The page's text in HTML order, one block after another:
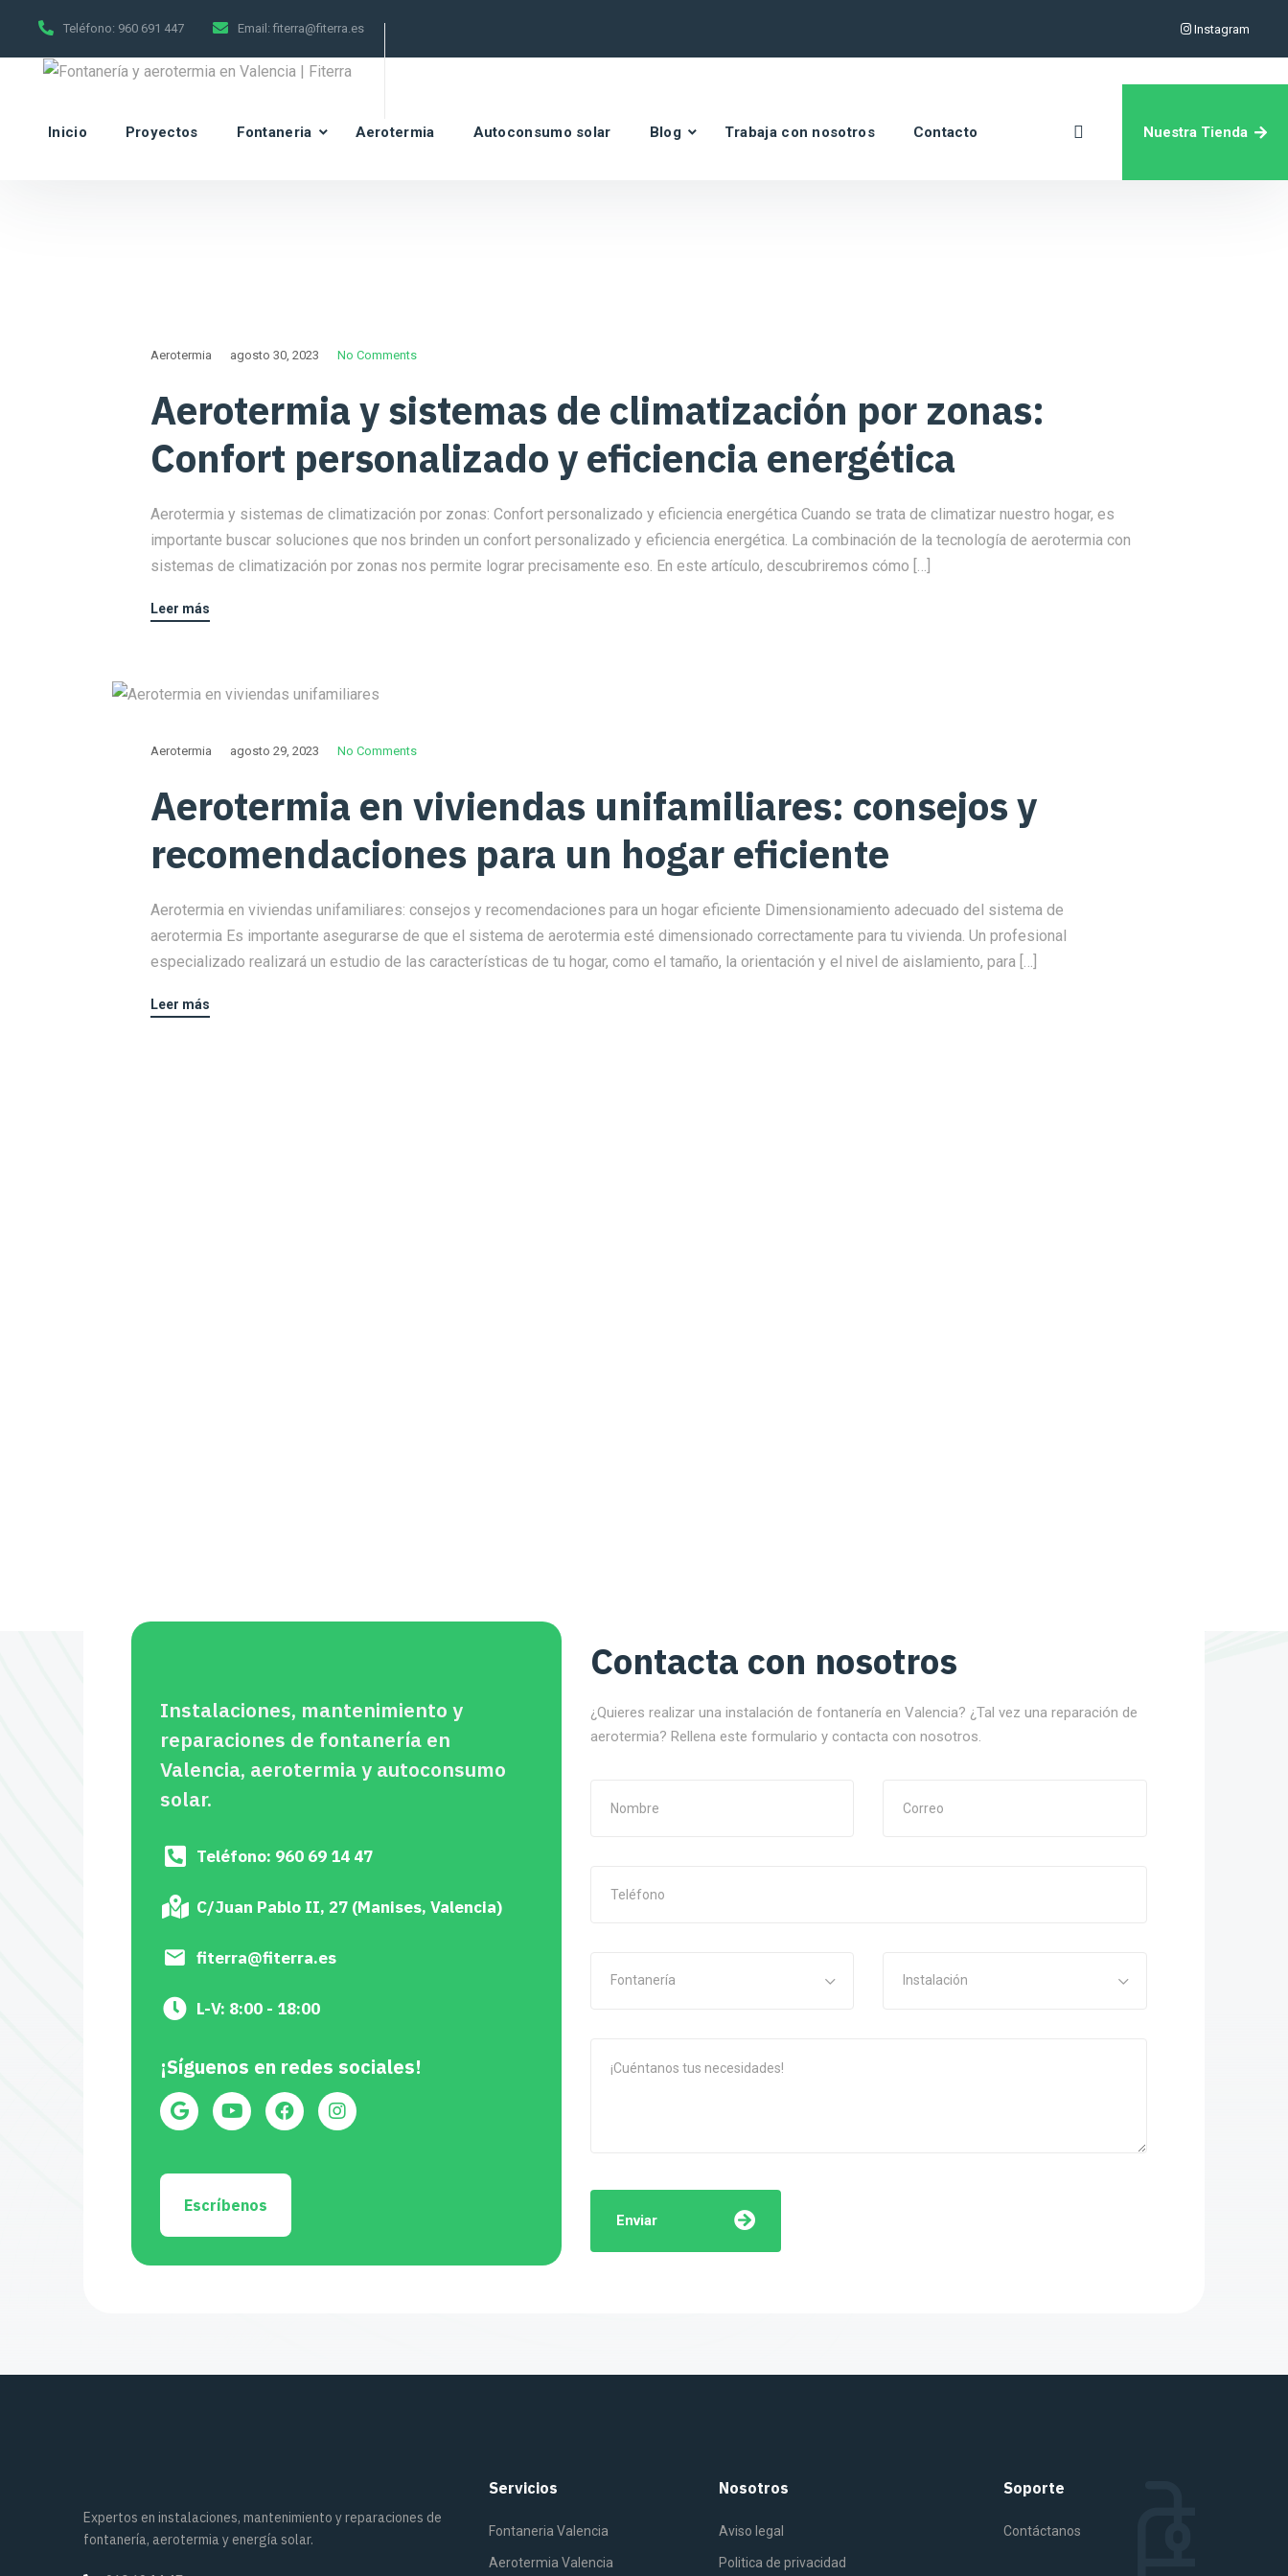
Teléfono: 960 691 447 Email: fiterra@fiterra.es Instagram
Inicio Proyectos Fontaneria Aerotermia Autoconsumo solar Blog Trabaja con nosotros Contacto Nuestra Tienda
Aerotermia agosto 30, 2023 No Comments
Aerotermia y sistemas de climatización por zonas:
Confort personalizado y eficiencia energética
Aerotermia y sistemas de climatización por zonas: Confort personalizado y eficiencia energética Cuando se trata de climatizar nuestro hogar, es
importante buscar soluciones que nos brinden un confort personalizado y eficiencia energética. La combinación de la tecnología de aerotermia con
sistemas de climatización por zonas nos permite lograr precisamente eso. En este artículo, descubriremos cómo […]
Leer más
Aerotermia agosto 29, 2023 No Comments
Aerotermia en viviendas unifamiliares: consejos y
recomendaciones para un hogar eficiente
Aerotermia en viviendas unifamiliares: consejos y recomendaciones para un hogar eficiente Dimensionamiento adecuado del sistema de
aerotermia Es importante asegurarse de que el sistema de aerotermia esté dimensionado correctamente para tu vivienda. Un profesional
especializado realizará un estudio de las características de tu hogar, como el tamaño, la orientación y el nivel de aislamiento, para […]
Leer más
Instalaciones, mantenimiento y
reparaciones de fontanería en
Valencia, aerotermia y autoconsumo
solar.
Teléfono: 960 69 14 47
C/Juan Pablo II, 27 (Manises, Valencia)
fiterra@fiterra.es
L-V: 8:00 - 18:00
¡Síguenos en redes sociales!
Escríbenos
Contacta con nosotros
¿Quieres realizar una instalación de fontanería en Valencia? ¿Tal vez una reparación de
aerotermia? Rellena este formulario y contacta con nosotros.
Fontanería Instalación
Enviar
Expertos en instalaciones, mantenimiento y reparaciones de
fontanería, aerotermia y energía solar.
Servicios
Fontaneria Valencia
Aerotermia Valencia
Nosotros
Aviso legal
Politica de privacidad
Soporte
Contáctanos